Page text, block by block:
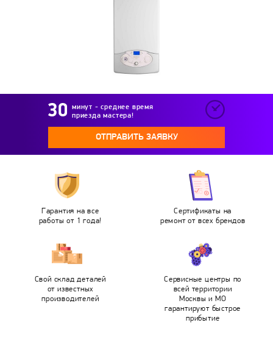
минут - среднее время
приезда мастера!
ОТПРАВИТЬ ЗАЯВКУ
Гарантия на все
работы от 1 года!
Сертификаты на
ремонт от всех брендов
Свой склад деталей
от известных
производителей
Сервисные центры по
всей территории
Москвы и МО
гарантируют быстрое
прибытие